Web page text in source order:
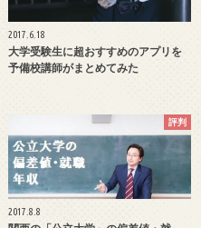
2017.6.18
大学受験生に超おすすめのアプリを
予備校講師がまとめてみた
評判
2017.8.8